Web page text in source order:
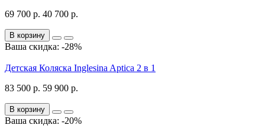
69 700 р. 40 700 р.
В корзину
Ваша скидка: -28%
Детская Коляска Inglesina Aptica 2 в 1
83 500 р. 59 900 р.
В корзину
Ваша скидка: -20%